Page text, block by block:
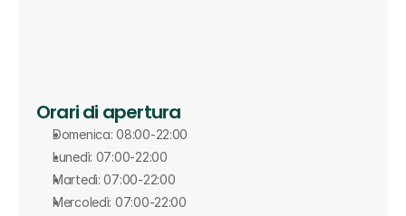
Orari di apertura
Domenica: 08:00-22:00
Lunedì: 07:00-22:00
Martedì: 07:00-22:00
Mercoledì: 07:00-22:00